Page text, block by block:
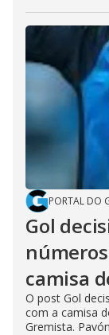
PORTAL DO
Gol
camisa
O post Gol
com a camisa
Gremista.